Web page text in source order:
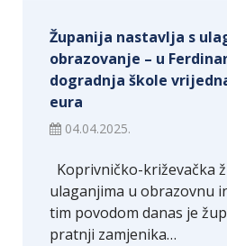
Županija nastavlja s
obrazovanje – u
dogradnja škole
eura
04.04.2025.
Koprivničko-križevačka
ulaganjima u obrazovnu
tim povodom danas je
pratnji zamjenika…